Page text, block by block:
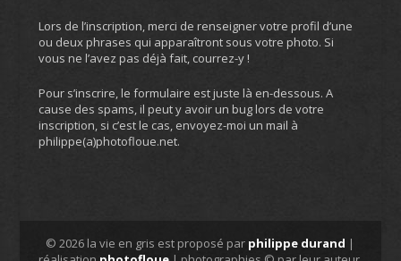
Lors de l’inscription, merci de renseigner votre profil d’une
ou deux phrases qui apparaîtront sous votre photo. Si
vous ne l’avez pas déjà fait, courrez-y !
Pour s’inscrire, le formulaire est juste là en-dessous. A
cause des spams, il peut y avoir un bug lors de votre
inscription, si c’est le cas, envoyez-moi un mail à
philippe(a)photofloue.net.
© 2026 la vie en gris est proposé par philippe durand |